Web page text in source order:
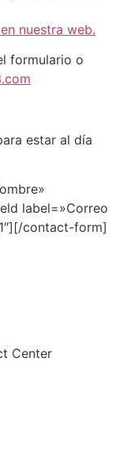
nuestra web.
formulario o
estar al día
label=»Correo
contact-form]
Center